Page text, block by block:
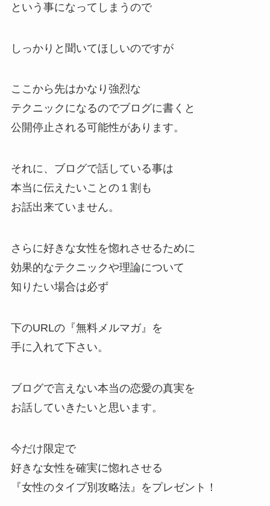
という事になってしまうので
しっかりと聞いてほしいのですが
ここから先はかなり強烈な
テクニックになるのでブログに書くと
公開停止される可能性があります。
それに、ブログで話している事は
本当に伝えたいことの１割も
お話出来ていません。
さらに好きな女性を惚れさせるために
効果的なテクニックや理論について
知りたい場合は必ず
下のURLの『無料メルマガ』を
手に入れて下さい。
ブログで言えない本当の恋愛の真実を
お話していきたいと思います。
今だけ限定で
好きな女性を確実に惚れさせる
『女性のタイプ別攻略法』をプレゼント！